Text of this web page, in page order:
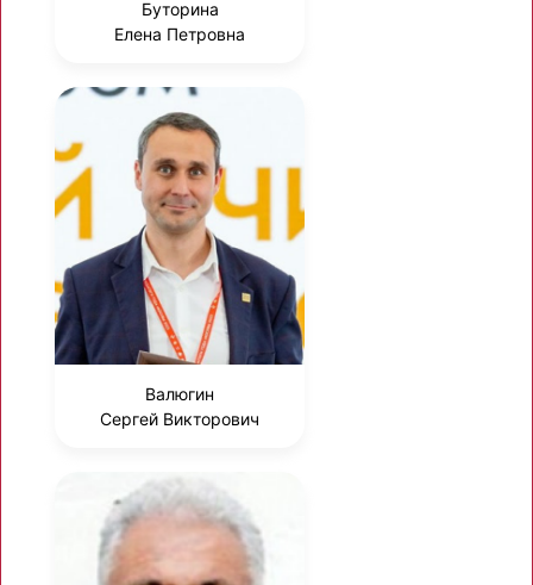
Буторина
Елена Петровна
Валюгин
Сергей Викторович